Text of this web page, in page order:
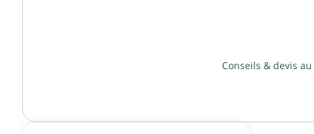
Conseils & devis au